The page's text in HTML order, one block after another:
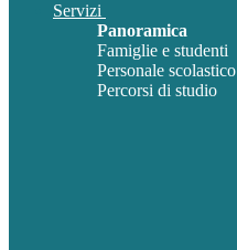
Servizi
Panoramica
Famiglie e studenti
Personale scolastico
Percorsi di studio